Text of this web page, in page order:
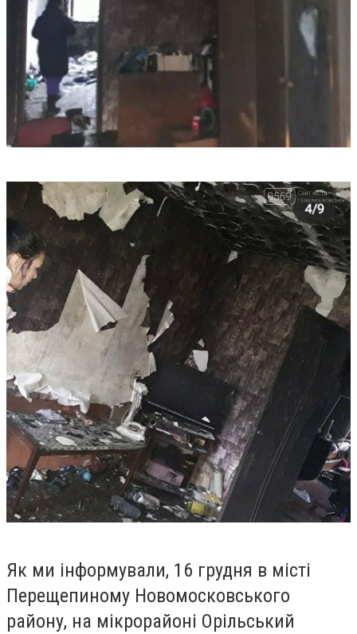
Як ми інформували, 16 грудня в місті
Перещепиному Новомосковського
району, на мікрорайоні Орільський